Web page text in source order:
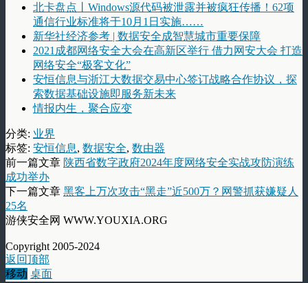
北卡盘点丨Windows源代码被泄露并被疯狂传播！62项
通信行业标准将于10月1日实施……
新华社经济参考 | 数据安全成智慧城市重要保障
2021成都网络安全大会在高新区举行 借力网安大会 打造
网络安全“极客文化”
安恒信息与浙江大数据交易中心签订战略合作协议，探
索数据基础设施即服务新未来
情报内生，聚合应变
分类: 业界
标签: 安恒信息, 数据安全, 数由器
前一篇文章 陕西省数字政府2024年度网络安全实战攻防演练
成功举办
下一篇文章 黑客上万次攻击“黑走”近500万？网警抓获嫌疑人
25名
游侠安全网 WWW.YOUXIA.ORG
Copyright 2005-2024
返回顶部
移动 桌面